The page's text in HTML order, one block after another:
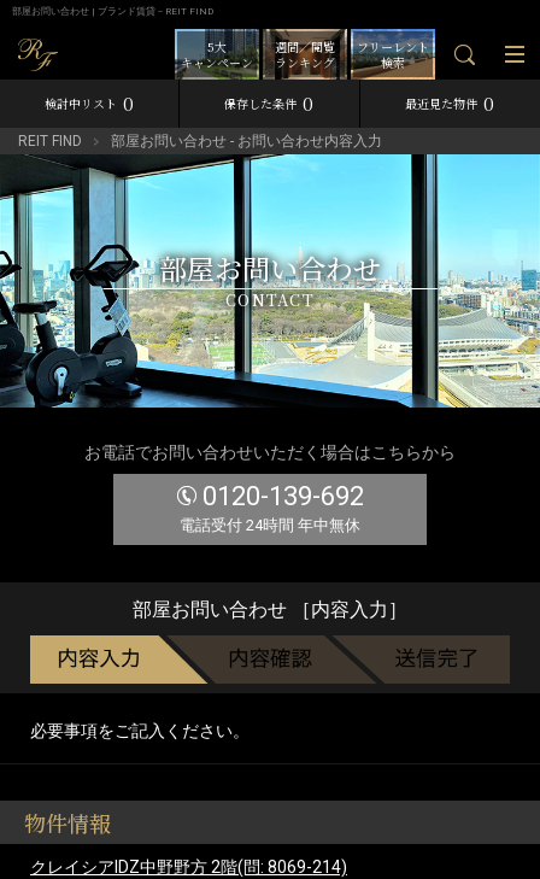
部屋お問い合わせ | ブランド賃貸－REIT FIND
フリーレント
検索
週間／閲覧
ランキング
5大
キャンペーン
検討中リスト 0 保存した条件 0 最近見た物件 0
REIT FIND 部屋お問い合わせ - お問い合わせ内容入力
部屋お問い合わせ
CONTACT
お電話でお問い合わせいただく場合はこちらから
0120-139-692
電話受付 24時間 年中無休
部屋お問い合わせ ［内容入力］
必要事項をご記入ください。
物件情報
クレイシアIDZ中野野方 2階(問: 8069-214)